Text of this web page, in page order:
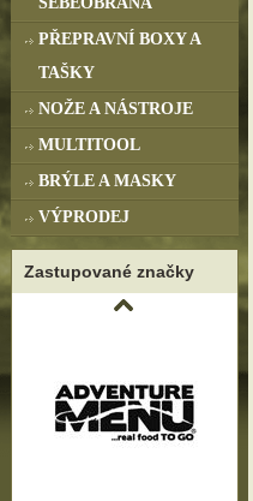
PŘEPRAVNÍ BOXY A
TAŠKY
NOŽE A NÁSTROJE
MULTITOOL
BRÝLE A MASKY
VÝPRODEJ
Zastupované značky